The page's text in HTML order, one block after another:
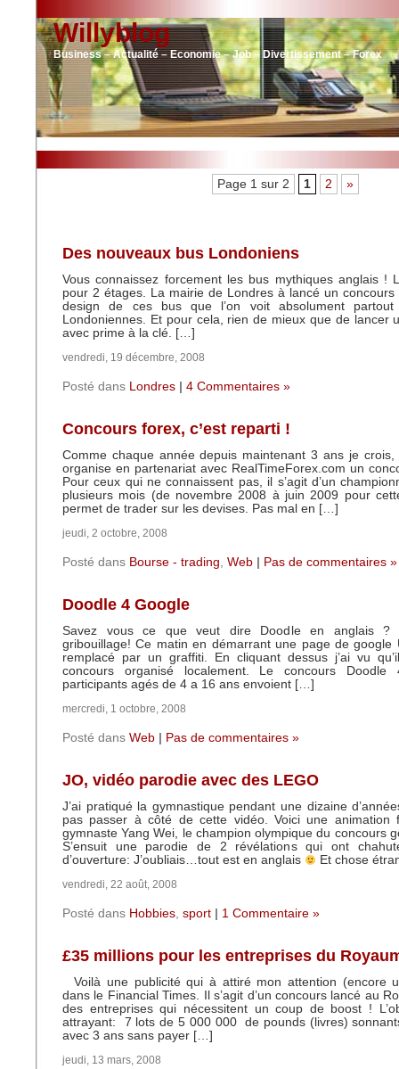
Willyblog
Business – Actualité – Economie – Job – Divertissement – Forex
Page 1 sur 2 1 2 »
Des nouveaux bus Londoniens
Vous connaissez forcement les bus mythiques anglais !
pour 2 étages. La mairie de Londres à lancé un
design de ces bus que l’on voit absolument
Londoniennes. Et pour cela, rien de mieux que de lancer
avec prime à la clé. […]
vendredi, 19 décembre, 2008
Posté dans Londres 4 Commentaires »
Concours forex, c’est reparti !
Comme chaque année depuis maintenant 3 ans je crois,
organise en partenariat avec RealTimeForex.com un
Pour ceux qui ne connaissent pas, il s’agit d’un
plusieurs mois (de novembre 2008 à juin 2009 pour
permet de trader sur les devises. Pas mal en […]
jeudi, 2 octobre, 2008
Posté dans Bourse - trading, Web Pas de commentaires »
Doodle 4 Google
Savez vous ce que veut dire Doodle en anglais ?
gribouillage! Ce matin en démarrant une page de google
remplacé par un graffiti. En cliquant dessus j’ai vu qu’il
concours organisé localement. Le concours Doodle
participants agés de 4 a 16 ans envoient […]
mercredi, 1 octobre, 2008
Posté dans Web Pas de commentaires »
JO, vidéo parodie avec des LEGO
J’ai pratiqué la gymnastique pendant une dizaine
pas passer à côté de cette vidéo. Voici une animation
gymnaste Yang Wei, le champion olympique du concours
S’ensuit une parodie de 2 révélations qui ont
d’ouverture: J’oubliais…tout est en anglais
Et chose
vendredi, 22 août, 2008
Posté dans Hobbies, sport 1 Commentaire »
£35 millions pour les entreprises du
Voilà une publicité qui à attiré mon attention (encore
dans le Financial Times. Il s’agit d’un concours lancé au
des entreprises qui nécessitent un coup de boost !
attrayant: 7 lots de 5 000 000 de pounds (livres)
avec 3 ans sans payer […]
jeudi, 13 mars, 2008